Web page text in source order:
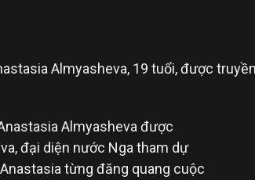
Almyasheva, 19 tuổi, được